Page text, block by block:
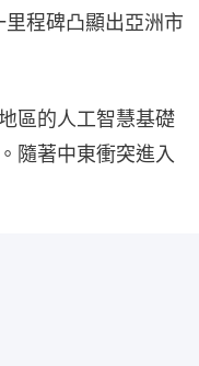
程碑凸顯出亞洲市
區的人工智慧基礎
隨著中東衝突進入